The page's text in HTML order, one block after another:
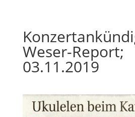
Weser-Report;
03.11.2019